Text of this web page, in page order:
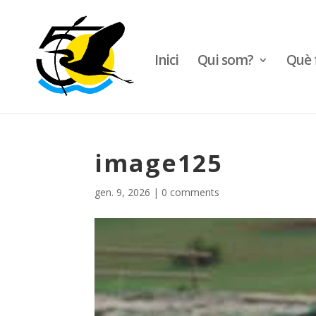
Inici Qui som? Què
image125
gen. 9, 2026 | 0 comments